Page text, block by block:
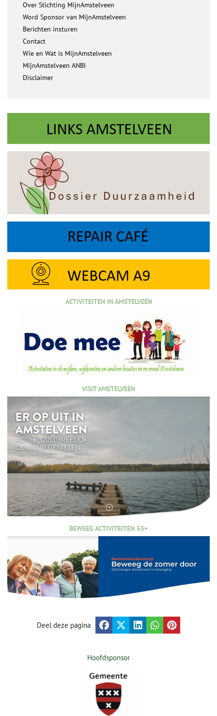
Over Stichting MijnAmstelveen
Word Sponsor van MijnAmstelveen
Berichten insturen
Contact
Wie en Wat is MijnAmstelveen
MijnAmstelveen ANBI
Disclaimer
ACTIVITEITEN IN AMSTELVEEN
VISIT AMSTELVEEN
BEWEEG ACTIVITEITEN 55+
Deel deze pagina
Hoofdsponsor